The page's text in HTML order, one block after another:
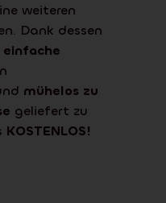
weiteren
Dank dessen
einfache
mühelos zu
geliefert zu
KOSTENLOS!